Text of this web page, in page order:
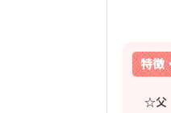
特徴
☆父